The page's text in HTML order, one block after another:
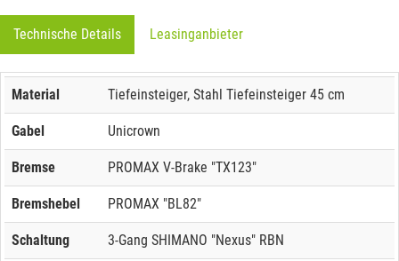
Technische Details Leasinganbieter
Material Tiefeinsteiger, Stahl Tiefeinsteiger 45 cm
Gabel Unicrown
Bremse PROMAX V-Brake "TX123"
Bremshebel PROMAX "BL82"
Schaltung 3-Gang SHIMANO "Nexus" RBN